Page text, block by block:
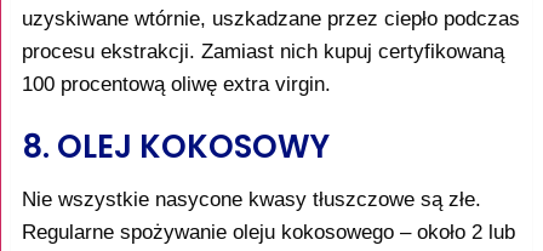
uzyskiwane wtórnie, uszkadzane przez ciepło podczas
procesu ekstrakcji. Zamiast nich kupuj certyfikowaną
100 procentową oliwę extra virgin.
8. OLEJ KOKOSOWY
Nie wszystkie nasycone kwasy tłuszczowe są złe.
Regularne spożywanie oleju kokosowego – około 2 lub